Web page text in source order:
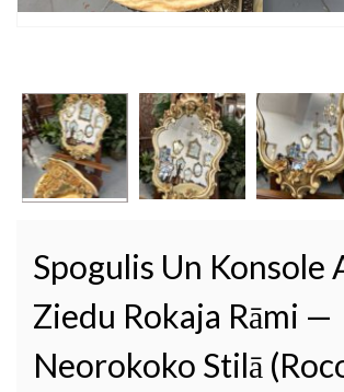
Spogulis Un Konsole
Ziedu Rokaja Rāmi —
Neorokoko Stilā